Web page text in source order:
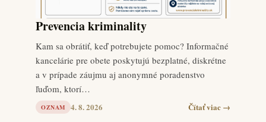
Prevencia kriminality
Kam sa obrátiť, keď potrebujete pomoc? Informačné
kancelárie pre obete poskytujú bezplatné, diskrétne
a v prípade záujmu aj anonymné poradenstvo
ľuďom, ktorí…
OZNAM 4. 8. 2026 Čítať viac →